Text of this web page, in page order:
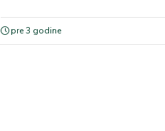
pre 3 godine